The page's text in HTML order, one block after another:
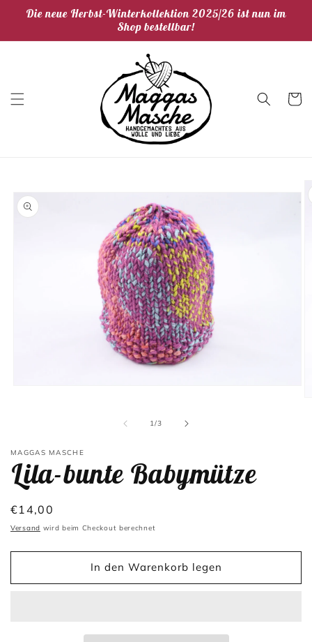
zum
Die neue Herbst-Winterkollektion 2025/26 ist nun im
Shop bestellbar!
1/von
3
MAGGAS MASCHE
Lila-bunte Babymütze
Normaler
Preis
€14,00
Versand wird beim Checkout berechnet
In den Warenkorb legen